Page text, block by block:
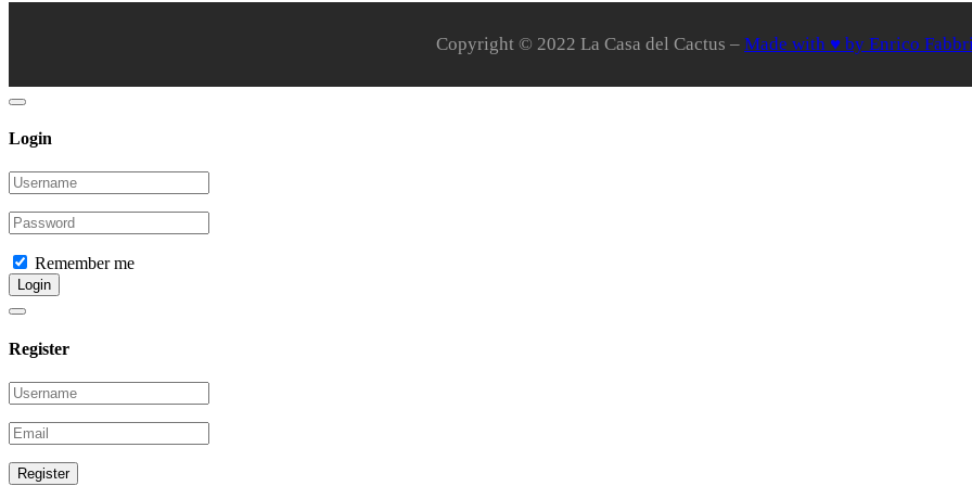
Copyright © 2022 La Casa del Cactus – Made with ♥ by Enrico
Login
Remember me
Login
Register
Register